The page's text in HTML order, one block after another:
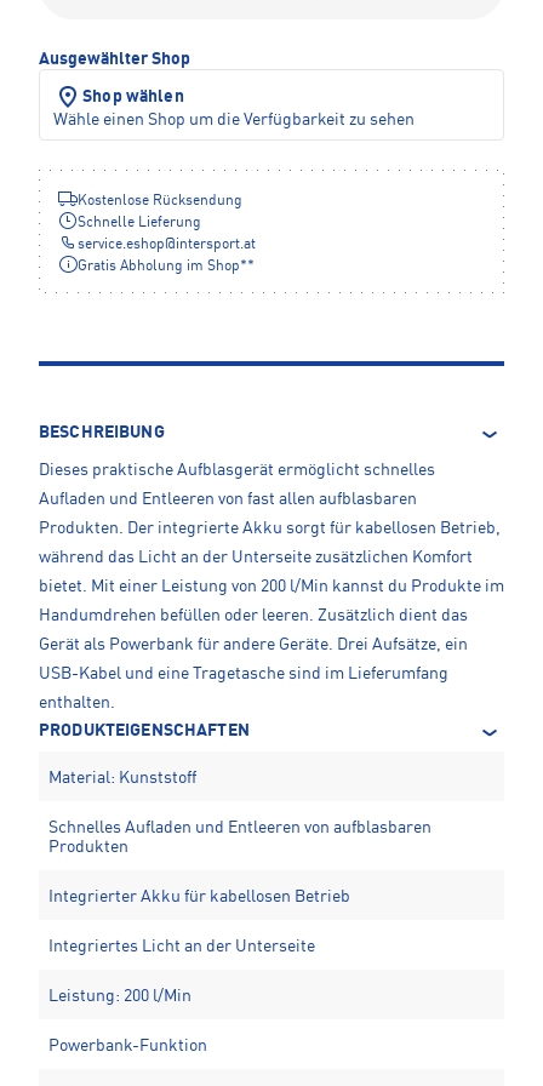
Ausgewählter Shop
Shop wählen
Wähle einen Shop um die Verfügbarkeit zu sehen
Kostenlose Rücksendung
Schnelle Lieferung
service.eshop@ intersport.at
Gratis Abholung im Shop**
BESCHREIBUNG
Dieses praktische Aufblasgerät ermöglicht schnelles
Aufladen und Entleeren von fast allen aufblasbaren
Produkten. Der integrierte Akku sorgt für kabellosen Betrieb,
während das Licht an der Unterseite zusätzlichen Komfort
bietet. Mit einer Leistung von 200 l/Min kannst du Produkte im
Handumdrehen befüllen oder leeren. Zusätzlich dient das
Gerät als Powerbank für andere Geräte. Drei Aufsätze, ein
USB-Kabel und eine Tragetasche sind im Lieferumfang
enthalten.
PRODUKTEIGENSCHAFTEN
Material: Kunststoff
Schnelles Aufladen und Entleeren von aufblasbaren
Produkten
Integrierter Akku für kabellosen Betrieb
Integriertes Licht an der Unterseite
Leistung: 200 l/Min
Powerbank-Funktion